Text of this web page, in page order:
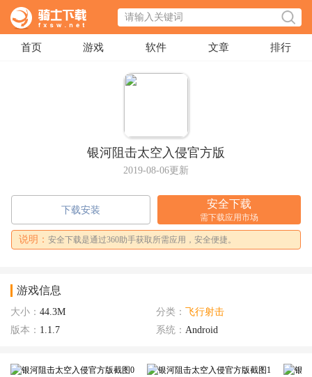
首页 游戏 软件 文章 排行
银河阻击太空入侵官方版
2019-08-06更新
下载安装
安全下载
需下载应用市场
说明： 安全下载是通过360助手获取所需应用，安全便捷。
游戏信息
大小： 44.3M 分类：
飞行射击
版本： 1.1.7 系统： Android